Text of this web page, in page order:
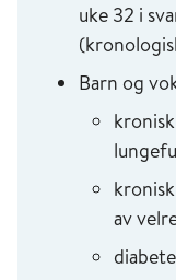
uke 32 i
Barn og
av